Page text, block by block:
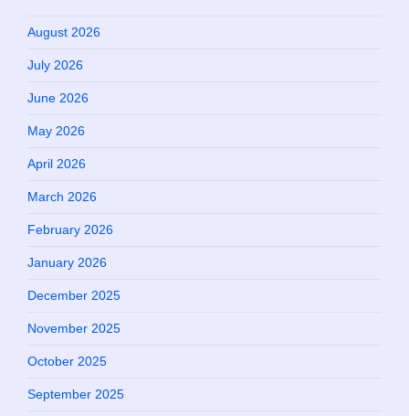
August 2026
July 2026
June 2026
May 2026
April 2026
March 2026
February 2026
January 2026
December 2025
November 2025
October 2025
September 2025